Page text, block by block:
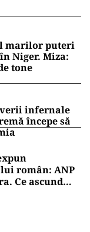
marilor puteri
Niger. Miza:
tone
infernale
începe să
român: ANP
Ce ascund